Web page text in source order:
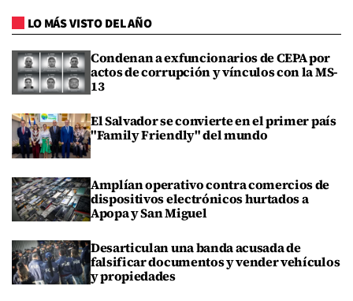
LO MÁS VISTO DEL AÑO
Condenan a exfuncionarios de CEPA por
actos de corrupción y vínculos con la MS-
13
El Salvador se convierte en el primer país
"Family Friendly" del mundo
Amplían operativo contra comercios de
dispositivos electrónicos hurtados a
Apopa y San Miguel
Desarticulan una banda acusada de
falsificar documentos y vender vehículos
y propiedades